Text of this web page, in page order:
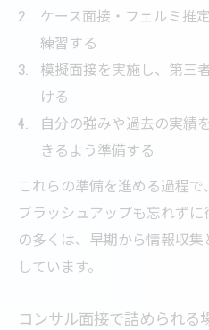
ケース面接・フェルミ推
練習する
模擬面接を実施し、第三
ける
自分の強みや過去の実績
きるよう準備する
これらの準備を進める過程
ブラッシュアップも忘れず
の多くは、早期から情報収
しています。
コンサル面接で詰められる